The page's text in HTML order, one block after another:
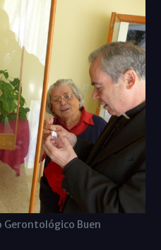
Gerontológico Buen